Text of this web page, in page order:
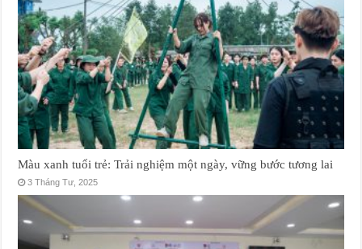
Màu xanh tuổi trẻ: Trải nghiệm một ngày, vững bước tương lai
3 Tháng Tư, 2025